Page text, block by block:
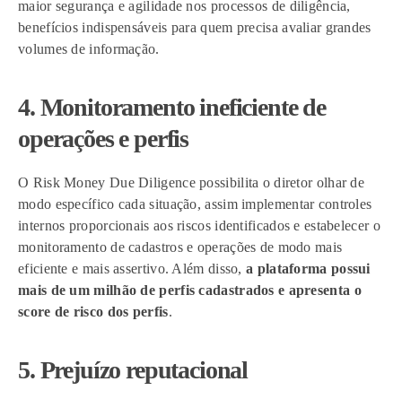
maior segurança e agilidade nos processos de diligência,
benefícios indispensáveis para quem precisa avaliar grandes
volumes de informação.
4. Monitoramento ineficiente de
operações e perfis
O Risk Money Due Diligence possibilita o diretor olhar de
modo específico cada situação, assim implementar controles
internos proporcionais aos riscos identificados e estabelecer o
monitoramento de cadastros e operações de modo mais
eficiente e mais assertivo. Além disso,a plataforma possui
mais de um milhão de perfis cadastrados e apresenta o
score de risco dos perfis.
5. Prejuízo reputacional